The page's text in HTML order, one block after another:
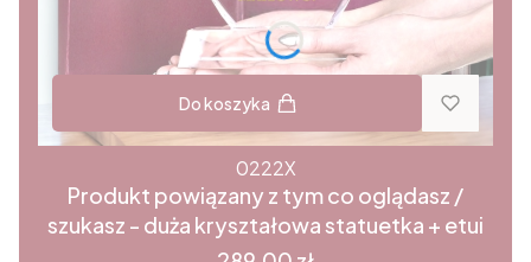
Do koszyka
0222X
Produkt powiązany z tym co oglądasz /
szukasz - duża kryształowa statuetka + etui